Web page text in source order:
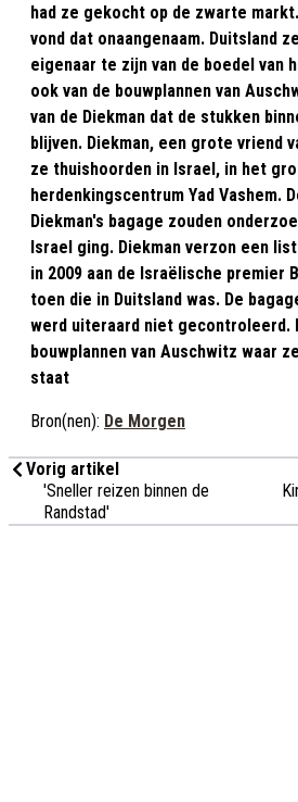
had ze gekocht op de zwarte
vond dat onaangenaam. Duitsland
eigenaar te zijn van de boedel van
ook van de bouwplannen van
van de Diekman dat de stukken
blijven. Diekman, een grote vriend
ze thuishoorden in Israel, in het
herdenkingscentrum Yad Vashem.
Diekman's bagage zouden
Israel ging. Diekman verzon een
in 2009 aan de Israëlische premier
toen die in Duitsland was. De
werd uiteraard niet gecontroleerd.
bouwplannen van Auschwitz waar
staat
Bron(nen): De Morgen
Vorig artikel
'Sneller reizen binnen de
Randstad'